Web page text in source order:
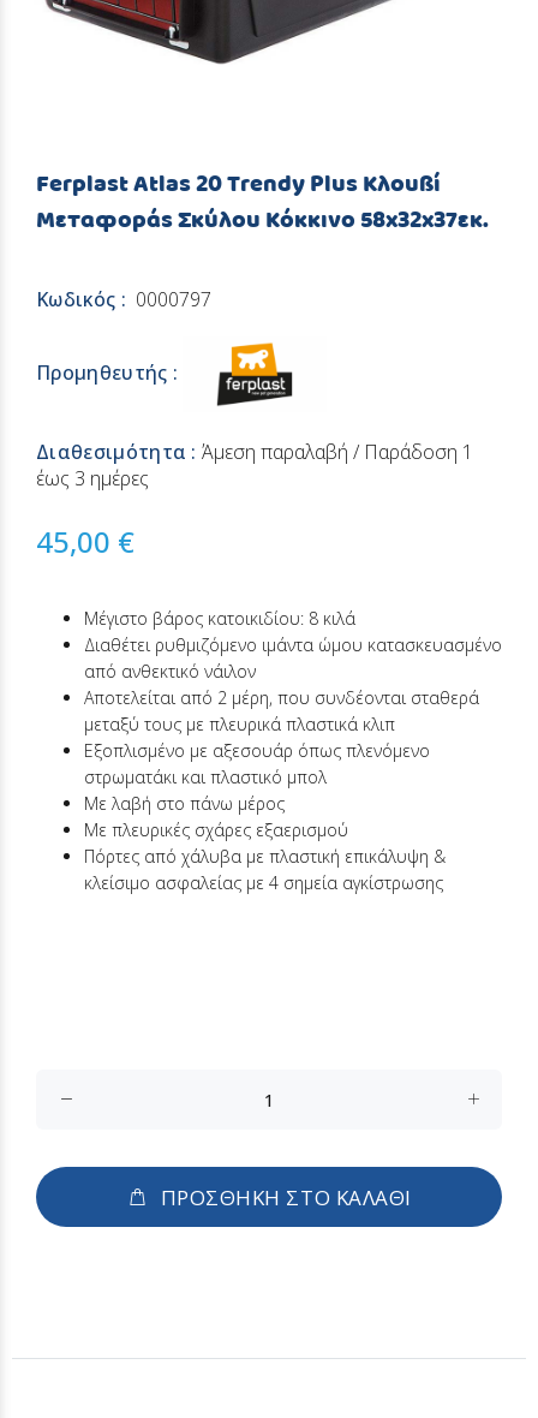
Ferplast Atlas 20 Trendy Plus Κλουβί
Μεταφοράς Σκύλου Κόκκινο 58x32x37εκ.
Κωδικός : 0000797
Προμηθευτής :
Διαθεσιμότητα :Άμεση παραλαβή / Παράδoση 1
έως 3 ημέρες
45,00 €
Μέγιστο βάρος κατοικιδίου: 8 κιλά
Διαθέτει ρυθμιζόμενο ιμάντα ώμου κατασκευασμένο
από ανθεκτικό νάιλον
Αποτελείται από 2 μέρη, που συνδέονται σταθερά
μεταξύ τους με πλευρικά πλαστικά κλιπ
Εξοπλισμένο με αξεσουάρ όπως πλενόμενο
στρωματάκι και πλαστικό μπολ
Με λαβή στo πάνω μέρος
Με πλευρικές σχάρες εξαερισμού
Πόρτες από χάλυβα με πλαστική επικάλυψη &
κλείσιμο ασφαλείας με 4 σημεία αγκίστρωσης
ΠΡΟΣΘΗΚΗ ΣΤΟ ΚΑΛΑΘΙ